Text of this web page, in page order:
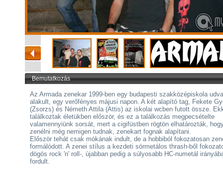
Bemutatkozás
Az Armada zenekar 1999-ben egy budapesti szakközépiskola
alakult, egy verőfényes májusi napon. A két alapító tag, Fekete
(Zsorzs) és Németh Attila (Attis) az iskolai wcben futott össze.
találkoztak életükben először, és ez a találkozás megpecsételte
valamennyiünk sorsát, mert a cigifüstben rögtön elhatározták,
zenélni még nemigen tudnak, zenekart fognak alapítani.
Először tehát csak mókának indult, de a hobbiból fokozatosan
formálódott. A zenei stílus a kezdeti sörmetálos thrash-ből
dögös rock 'n' roll-, újabban pedig a súlyosabb HC-numetál
fordult.